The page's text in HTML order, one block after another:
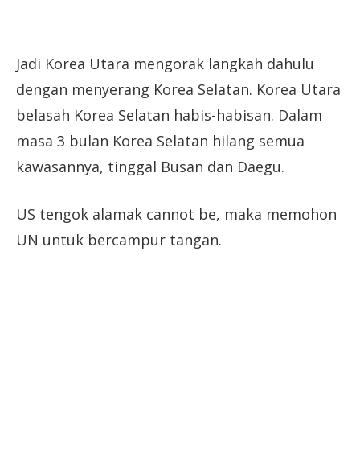
Jadi Korea Utara mengorak langkah dahulu
dengan menyerang Korea Selatan. Korea Utara
belasah Korea Selatan habis-habisan. Dalam
masa 3 bulan Korea Selatan hilang semua
kawasannya, tinggal Busan dan Daegu.
US tengok alamak cannot be, maka memohon
UN untuk bercampur tangan.